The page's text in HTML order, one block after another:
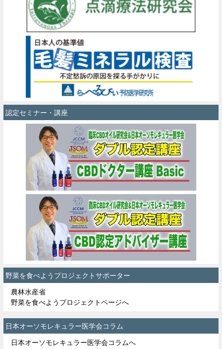
認定セミナー・講座
野菜を食べようプロジェクトサポーター
農林水産省
野菜を食べようプロジェクトページへ
日本オーソモレキュラー医学会コラム
日本オーソモレキュラー医学会コラムへ